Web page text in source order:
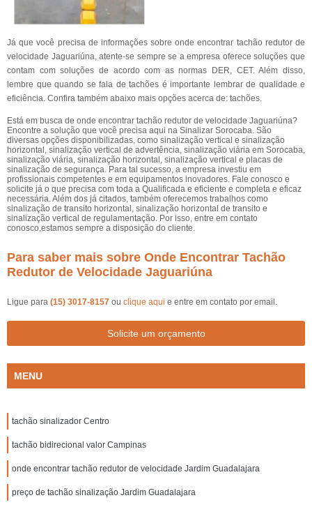
Já que você precisa de informações sobre onde encontrar tachão redutor de
velocidade Jaguariúna, atente-se sempre se a empresa oferece soluções que
contam com soluções de acordo com as normas DER, CET. Além disso,
lembre que quando se fala de tachões é importante lembrar de qualidade e
eficiência. Confira também abaixo mais opções acerca de: tachões.
Está em busca de onde encontrar tachão redutor de velocidade Jaguariúna?
Encontre a solução que você precisa aqui na Sinalizar Sorocaba. São
diversas opções disponibilizadas, como sinalização vertical e sinalização
horizontal, sinalização vertical de advertência, sinalização viária em Sorocaba,
sinalização viária, sinalização horizontal, sinalização vertical e placas de
sinalização de segurança. Para tal sucesso, a empresa investiu em
profissionais competentes e em equipamentos inovadores. Fale conosco e
solicite já o que precisa com toda a Qualificada e eficiente e completa e eficaz
necessária. Além dos já citados, também oferecemos trabalhos como
sinalização de transito horizontal, sinalização horizontal de transito e
sinalização vertical de regulamentação. Por isso, entre em contato
conosco,estamos sempre a disposição do cliente.
Para saber mais sobre Onde Encontrar Tachão
Redutor de Velocidade Jaguariúna
Ligue para (15) 3017-8157 ou clique aqui e entre em contato por email.
Solicite um orçamento
MENU
tachão sinalizador Centro
tachão bidirecional valor Campinas
onde encontrar tachão redutor de velocidade Jardim Guadalajara
preço de tachão sinalização Jardim Guadalajara